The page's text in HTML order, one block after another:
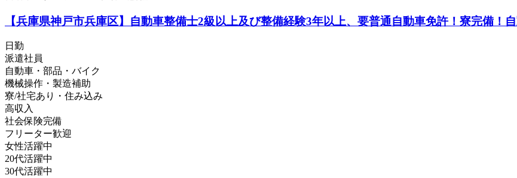
【兵庫県神戸市兵庫区】自動車整備士2級以上及び整備経験3年以上、要普通自動車免許！寮完備！
日勤
派遣社員
自動車・部品・バイク
機械操作・製造補助
寮/社宅あり・住み込み
高収入
社会保険完備
フリーター歓迎
女性活躍中
20代活躍中
30代活躍中